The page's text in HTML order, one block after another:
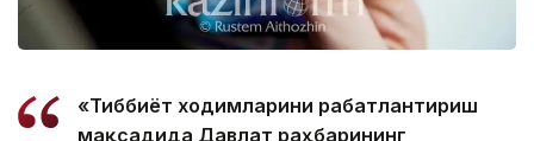
«Тиббиёт ходимларини рағбатлантириш
мақсадида Давлат раҳбарининг